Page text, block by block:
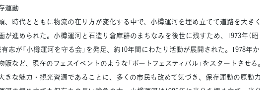
運動
、時代とともに物流の在り方が変化する中で、小樽運河を埋め立てて道路を大きく
が進められた。小樽運河と石造り倉庫群のまちなみを後世に残すため、1973年（昭
有志が「小樽運河を守る会」を発足、約10年間にわたり活動が展開された。1978年か
販など、現在のフェスイベントのような「ポートフェスティバル」をスタートさせる。
きな魅力・観光資源であることに、多くの市民も改めて気づき、保存運動の原動力